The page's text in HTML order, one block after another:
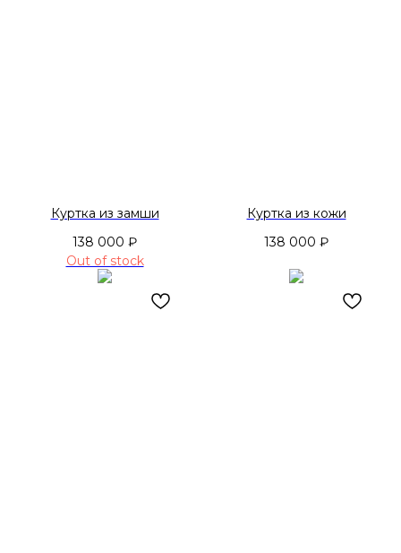
Куртка из замши
138 000 ₽
Out of stock
Куртка из кожи
138 000 ₽